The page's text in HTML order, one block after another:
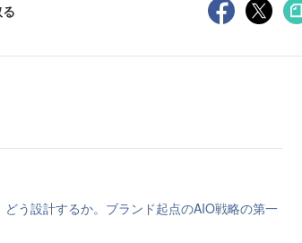
どう設計するか。ブランド起点のAIO戦略の第一